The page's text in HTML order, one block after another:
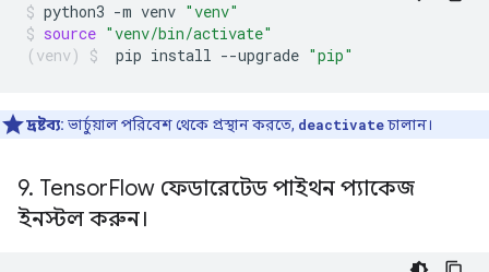
python3 -m venv "venv"
source "venv/bin/activate"
pip install --upgrade "pip"
দ্রষ্টব্য: ভার্চুয়াল পরিবেশ থেকে প্রস্থান করতে, deactivateচালান।
9. TensorFlow ফেডারেটেড পাইথন প্যাকেজ
ইনস্টল করুন।